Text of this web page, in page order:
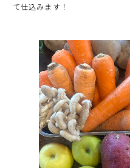
て仕込みます！